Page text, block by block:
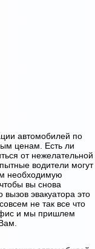
автомобилей по
ценам. Есть ли
от нежелательной
водители могут
необходимую
вы снова
вызов эвакуатора это
не так все что
и мы пришлем